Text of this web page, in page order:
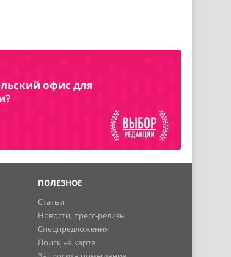
офис для
ПОЛЕЗНОЕ
Статьи
Новости, пресс-релизы
Спецпредложения
Поиск на карте